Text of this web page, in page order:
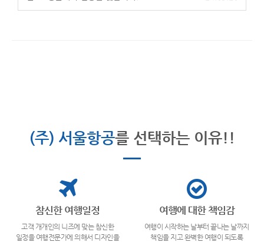
(주) 서울항공를 선택하는 이유!!
참신한 여행일정
고객 개개인의 니즈에 맞는 참신한
일정을 여행전문가에 의해서 디자인을
여행에 대한 책임감
여행이 시작하는 날부터 끝나는 날까지
책임을 지고 완벽한 여행이 되도록